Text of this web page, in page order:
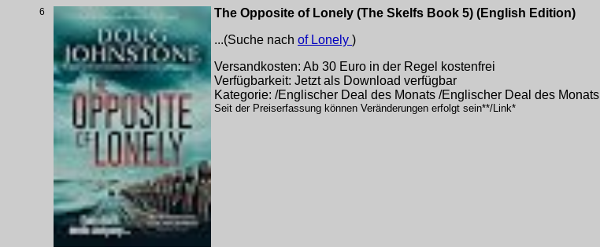
6
The Opposite of Lonely (The Skelfs Book 5) (English Edition)
...(Suche nach of Lonely )
Versandkosten: Ab 30 Euro in der Regel kostenfrei
Verfügbarkeit: Jetzt als Download verfügbar
Kategorie: /Englischer Deal des Monats /Englischer Deal des Monats
Seit der Preiserfassung können Veränderungen erfolgt sein**/Link*